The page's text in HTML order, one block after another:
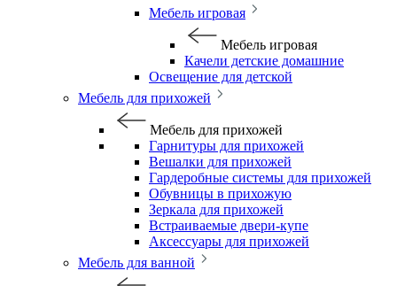
Мебель игровая
Мебель игровая
Качели детские домашние
Освещение для детской
Мебель для прихожей
Мебель для прихожей
Гарнитуры для прихожей
Вешалки для прихожей
Гардеробные системы для прихожей
Обувницы в прихожую
Зеркала для прихожей
Встраиваемые двери-купе
Аксессуары для прихожей
Мебель для ванной